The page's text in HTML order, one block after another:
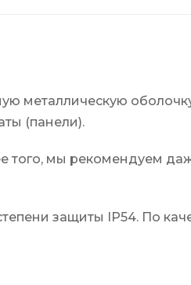
металлическую
(панели).
того, мы рекомендуем
защиты IP54. По